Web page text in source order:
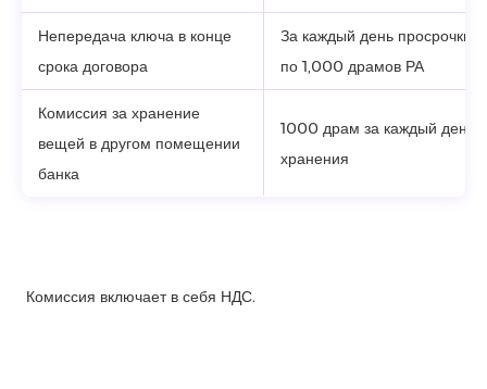
Непередача ключа в конце
срока договора
За каждый день просрочки
по 1,000 драмов РА
Комиссия за хранение
вещей в другом помещении
банка
1000 драм за каждый день
хранения
Комиссия включает в себя НДС.